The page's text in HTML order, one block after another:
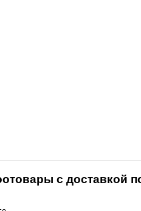
с доставкой